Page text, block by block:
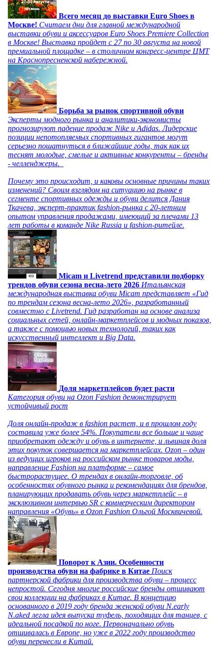
Всего месяц до выставки Euro Shoes в
Москве! Считаем дни для главной международной
выставки обуви и аксессуаров Euro Shoes Premiere Collection
в Москве! Выставка пройдет с 27 по 30 августа на новой
премиальной площадке – в столичном конгресс-центре ЦМТ
на Краснопресненской набережной.
Борьба за рынок спортивной обуви
Эксперты модного рынка и аналитики-экономисты
прогнозируют падение продаж Nike и Adidas. Лидерские
позиции непотопляемых спортивных гигантов могут
серьезно пошатнуться в ближайшие годы, так как их
теснят молодые, смелые и активные конкуренты – бренды
- челленджеры.
Почему это происходит, и каковы основные причины таких
изменений? Своим взглядом на ситуацию на рынке в
сегменте спортивных одежды и обуви делится Дания
Ткачева, эксперт-практик fashion-рынка с 20-летним
опытом управления продажами, имеющий за плечами 13
лет работы в команде Nike Russia и fashion-ритейле.
Micam и Livetrend представили подборку
трендов обуви сезона весна-лето 2026 Итальянская
международная выставка обуви Micam представляет «Гид
по трендам сезона весна-лето 2026», разработанный
совместно с Livetrend. Гид разработан на основе анализа
социальных сетей, онлайн-маркетплейсов и модных показов,
а также с помощью новых технологий, таких как
искусственный интеллект и Big Data.
Доля маркетплейсов будет расти
Категория обуви на Ozon Fashion демонстрирует
устойчивый рост
Доля онлайн-продаж в fashion растет, и в прошлом году
составила уже более 54%. Покупатели все больше и чаще
приобретают одежду и обувь в интернете, и львиная доля
этих покупок совершается на маркетплейсах. Ozon – один
из ведущих игроков на российском рынке товаров моды,
направление Fashion на платформе – самое
быстрорастущее. О трендах в онлайн-торговле, об
особенностях обувного рынка и рекомендациях для брендов,
планирующих продавать обувь через маркетплейс – в
эксклюзивном интервью SR с коммерческим директором
направления «Обувь» в Ozon Fashion Ольгой Москвичевой.
Поворот к Азии. Особенности
производства обуви на фабрике в Китае Поиск
партнерской фабрики для производства обуви – процесс
непростой. Сегодня многие российские бренды отшивают
свои коллекции на фабриках в Китае. В концепцию
основанного в 2019 году бренда женской обуви N.early
N.aked легла идея выпуска туфель, походящих для танцев, с
идеальной посадкой по ноге. Первоначально обувь
отшивалась в Европе, но уже в 2022 году производство
обуви перенесли в Китай.